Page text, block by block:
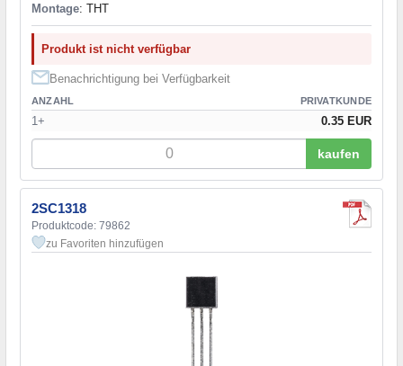
Montage: THT
Produkt ist nicht verfügbar
Benachrichtigung bei Verfügbarkeit
ANZAHL PRIVATKUNDE
1+ 0.35 EUR
kaufen
2SC1318
Produktcode: 79862
zu Favoriten hinzufügen